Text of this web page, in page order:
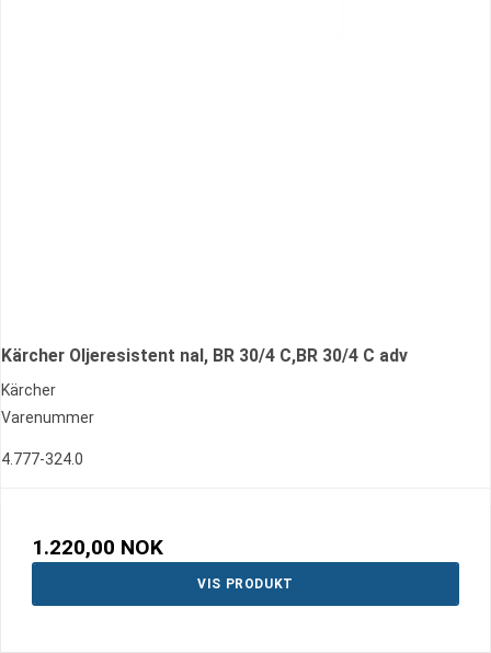
Kärcher Oljeresistent nal, BR 30/4 C,BR 30/4 C adv
Kärcher
Varenummer
4.777-324.0
1.220,00 NOK
VIS PRODUKT